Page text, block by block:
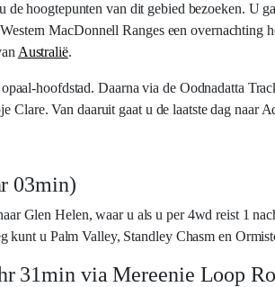
de hoogtepunten van dit gebied bezoeken. U
MacDonnell Ranges een overnachting
Australië.
hoofdstad. Daarna via de Oodnadatta
Van daaruit gaat u de laatste dag naar
03min)
Glen Helen, waar u als u per 4wd reist 1
u Palm Valley, Standley Chasm en
31min via Mereenie Loop